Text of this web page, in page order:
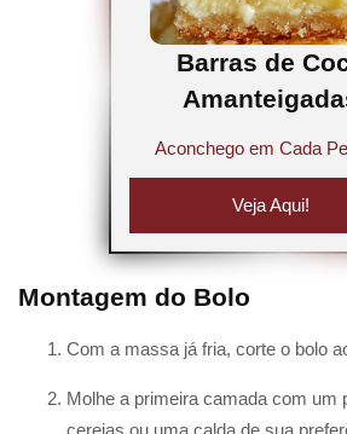
Barras de
Aconchego em Cada
Veja Aqui!
Montagem do Bolo
Com a massa já fria, corte o bolo
Molhe a primeira camada com um
cerejas ou uma calda de sua